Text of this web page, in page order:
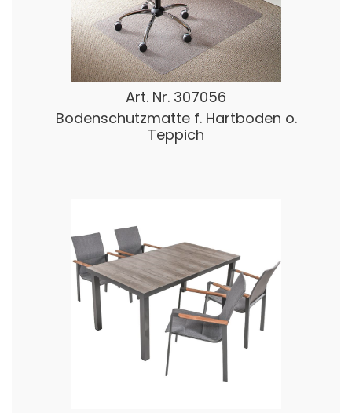
Art. Nr. 307056
Bodenschutzmatte f. Hartboden o.
Teppich